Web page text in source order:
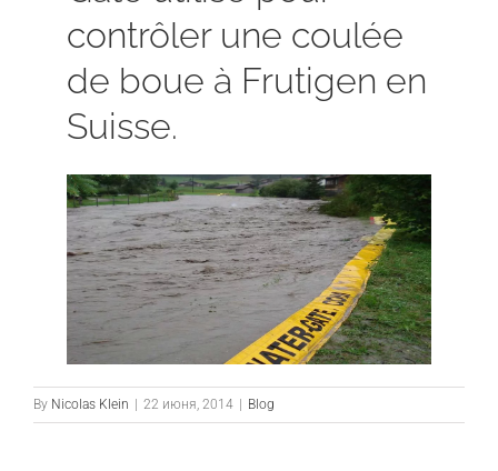
contrôler une coulée
de boue à Frutigen en
Suisse.
By Nicolas Klein 22 июня, 2014 Blog